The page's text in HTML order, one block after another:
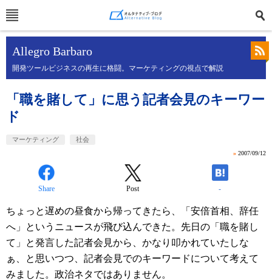
Allegro Barbaro
開発ツールビジネスの再生に格闘。マーケティングの視点で解説
「職を賭して」に思う記者会見のキーワー
ド
マーケティング 社会
» 2007/09/12
Share Post -
ちょっと遅めの昼食から帰ってきたら、「安倍首相、辞任
へ」というニュースが飛び込んできた。先日の「職を賭し
て」と発言した記者会見から、かなり叩かれていたしな
ぁ、と思いつつ、記者会見でのキーワードについて考えて
みました。政治ネタではありません。